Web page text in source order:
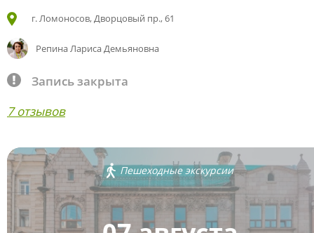
г. Ломоносов, Дворцовый пр., 61
Репина Лариса Демьяновна
Запись закрыта
7 отзывов
Пешеходные экскурсии